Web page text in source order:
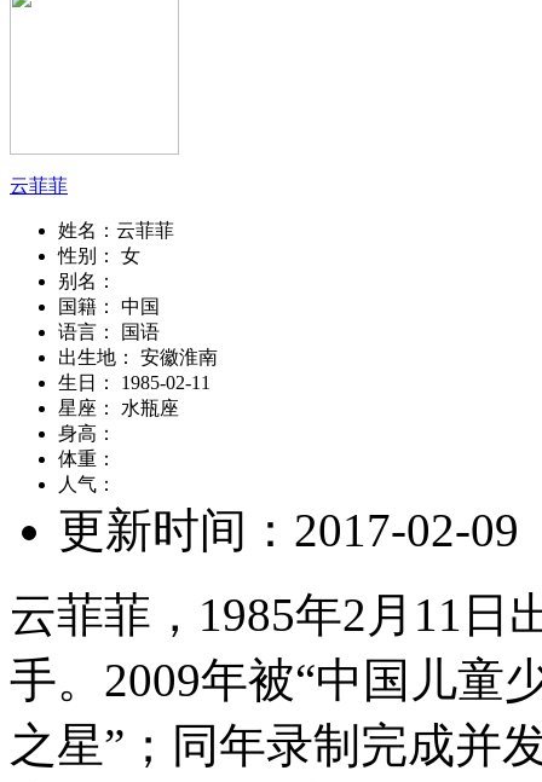
云菲菲
姓名： 云菲菲
性别：
女
别名：
国籍：
中国
语言：
国语
出生地：
安徽淮南
生日：
1985-02-11
星座：
水瓶座
身高：
体重：
人气：
更新时间： 2017-02-09
云菲菲，1985年2月11日
手。2009年被“中国儿童
之星”；同年录制完成并